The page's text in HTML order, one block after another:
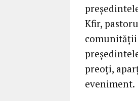
Kfir,
comunității
preoți,
eveniment.